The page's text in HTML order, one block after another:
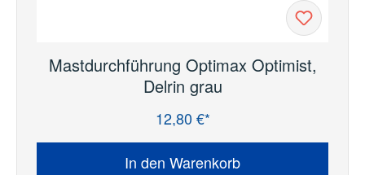
Mastdurchführung Optimax Optimist,
Delrin grau
12,80 €*
In den Warenkorb